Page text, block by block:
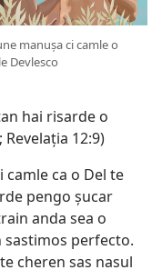
manușa ci camle o
Devlesco
hai risarde o
Revelația 12:9)
camle ca o Del te
pengo șucar
anda sea o
perfecto.
cheren sas nasul